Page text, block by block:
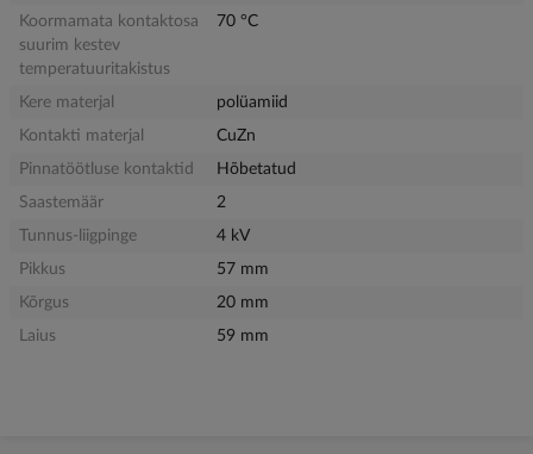
Koormamata kontaktosa
suurim kestev
temperatuuritakistus
70 °C
Kere materjal
polüamiid
Kontakti materjal
CuZn
Pinnatöötluse kontaktid
Hõbetatud
Saastemäär
2
Tunnus-liigpinge
4 kV
Pikkus
57 mm
Kõrgus
20 mm
Laius
59 mm